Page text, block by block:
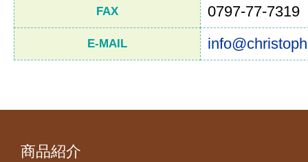
FAX 0797-77-7319
E-MAIL
商品紹介